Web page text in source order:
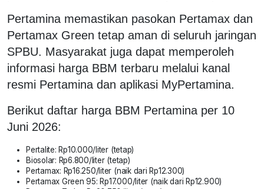
Pertamina memastikan pasokan Pertamax dan
Pertamax Green tetap aman di seluruh jaringan
SPBU. Masyarakat juga dapat memperoleh
informasi harga BBM terbaru melalui kanal
resmi Pertamina dan aplikasi MyPertamina.
Berikut daftar harga BBM Pertamina per 10
Juni 2026:
Pertalite: Rp10.000/liter (tetap)
Biosolar: Rp6.800/liter (tetap)
Pertamax: Rp16.250/liter (naik dari Rp12.300)
Pertamax Green 95: Rp17.000/liter (naik dari Rp12.900)